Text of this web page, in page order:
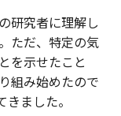
研究者に理解し
ただ、特定の気
を示せたこと
組み始めたので
ました。